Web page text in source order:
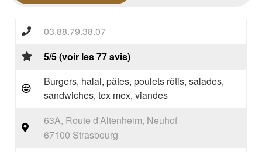
03.88.79.38.07
5/5 (voir les 77 avis)
Burgers, halal, pâtes, poulets rôtis, salades,
sandwiches, tex mex, viandes
63A, Route d'Altenheim, Neuhof
67100 Strasbourg